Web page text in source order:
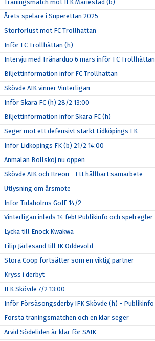
Träningsmatch mot IFK Mariestad (b)
Årets spelare i Superettan 2025
Storförlust mot FC Trollhättan
Inför FC Trollhättan (h)
Intervju med Tränarduo 6 mars inför FC Trollhättan
Biljettinformation inför FC Trollhättan
Skövde AIK vinner Vinterligan
Inför Skara FC (h) 28/2 13:00
Biljettinformation inför Skara FC (h)
Seger mot ett defensivt starkt Lidköpings FK
Inför Lidköpings FK (b) 21/2 14:00
Anmälan Bollskoj nu öppen
Skövde AIK och Itreon - Ett hållbart samarbete
Utlysning om årsmöte
Inför Tidaholms GoIF 14/2
Vinterligan inleds 14 feb! Publikinfo och spelregler
Lycka till Enock Kwakwa
Filip Järlesand till IK Oddevold
Stora Coop fortsätter som en viktig partner
Kryss i derbyt
IFK Skövde 7/2 13:00
Inför Försäsongsderby IFK Skövde (h) - Publikinfo
Första träningsmatchen och en klar seger
Arvid Södeliden är klar för SAIK